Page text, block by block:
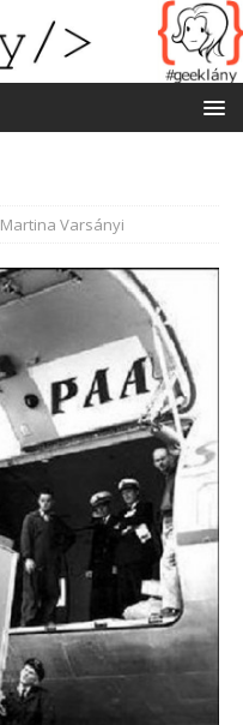
Martina Varsányi